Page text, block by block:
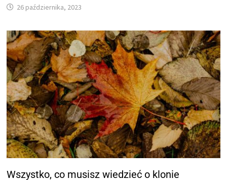
26 października, 2023
Wszystko, co musisz wiedzieć o klonie